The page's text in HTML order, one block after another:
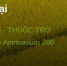
- THUỐC TRỪ
Ammonium 200